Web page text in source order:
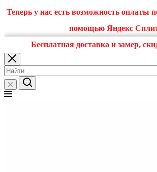
Теперь у нас есть возможность оплаты
помощью Яндекс
Бесплатная доставка и замер,